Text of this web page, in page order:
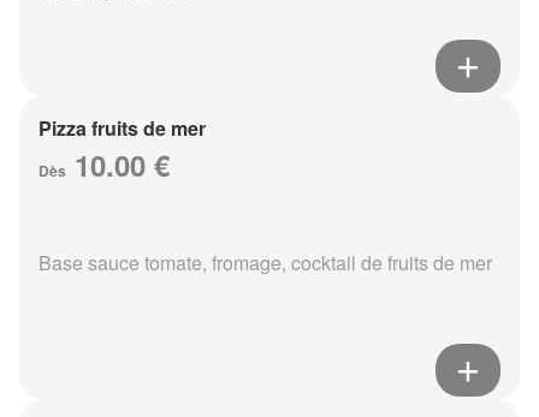
Pizza fruits de mer
Dès 10.00 €
Base sauce tomate, fromage, cocktail de fruits de mer